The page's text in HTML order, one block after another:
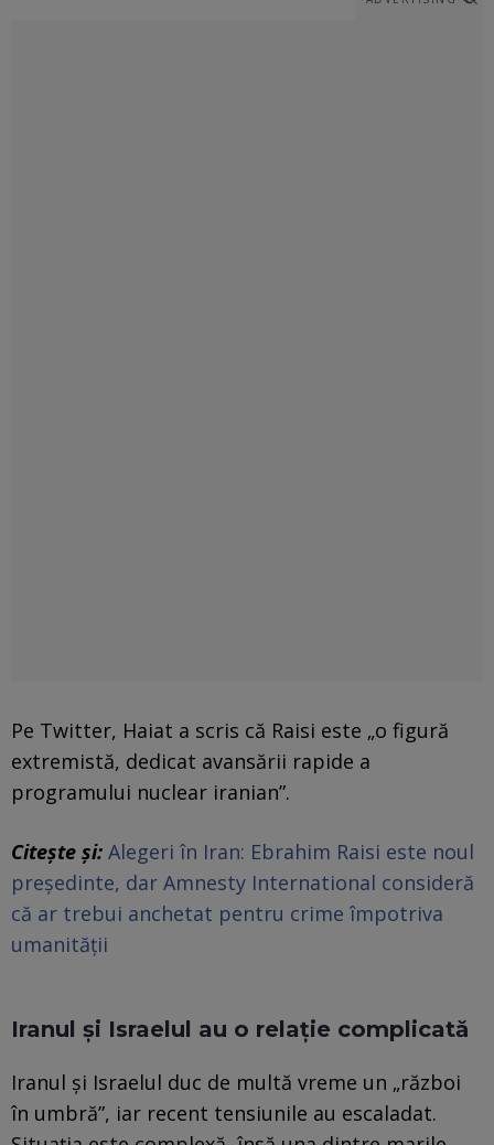
Pe Twitter, Haiat a scris că Raisi este „o figură
extremistă, dedicat avansării rapide a
programului nuclear iranian”.
Citește și: Alegeri în Iran: Ebrahim Raisi este noul
președinte, dar Amnesty International consideră
că ar trebui anchetat pentru crime împotriva
umanității
Iranul și Israelul au o relație complicată
Iranul şi Israelul duc de multă vreme un „război
în umbră”, iar recent tensiunile au escaladat.